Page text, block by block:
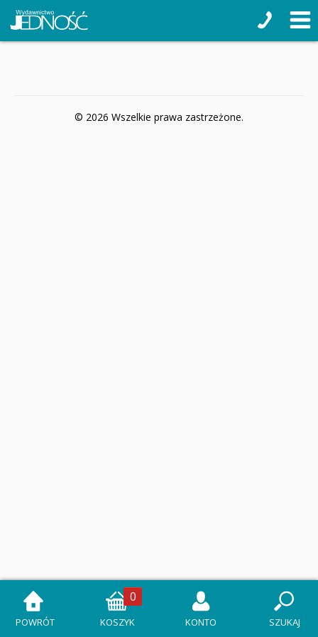
© 2026 Wszelkie prawa zastrzeżone.
POWRÓT
0
KOSZYK KONTO SZUKAJ